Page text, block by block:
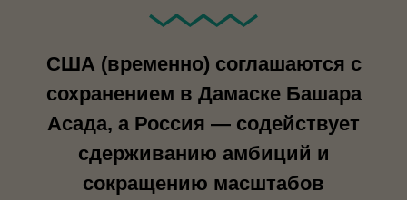
США (временно) соглашаются с
сохранением в Дамаске Башара
Асада, а Россия — содействует
сдерживанию амбиций и
сокращению масштабов